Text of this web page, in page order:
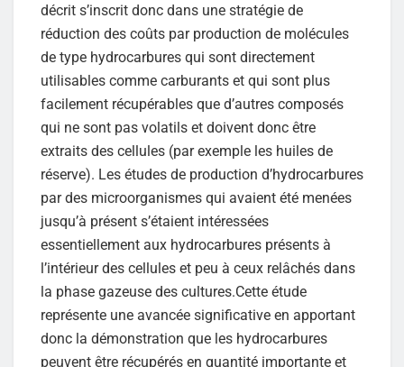
décrit s’inscrit donc dans une stratégie de
réduction des coûts par production de molécules
de type hydrocarbures qui sont directement
utilisables comme carburants et qui sont plus
facilement récupérables que d’autres composés
qui ne sont pas volatils et doivent donc être
extraits des cellules (par exemple les huiles de
réserve). Les études de production d’hydrocarbures
par des microorganismes qui avaient été menées
jusqu’à présent s’étaient intéressées
essentiellement aux hydrocarbures présents à
l’intérieur des cellules et peu à ceux relâchés dans
la phase gazeuse des cultures.Cette étude
représente une avancée significative en apportant
donc la démonstration que les hydrocarbures
peuvent être récupérés en quantité importante et